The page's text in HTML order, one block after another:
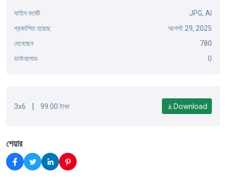
ফাইল ফর্মেট
JPG, AI
প্রকাশিত হয়েছে
আগস্ট 29, 2025
দেখেছেন
780
ডাউনলোড
0
3x6 | 99.00 টাকা Download
শেয়ার